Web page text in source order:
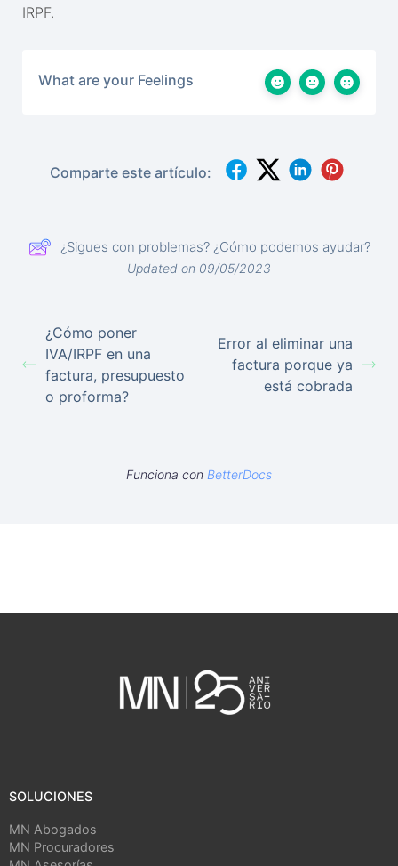
IRPF.
What are your Feelings
Comparte este artículo:
¿Sigues con problemas? ¿Cómo podemos ayudar?
Updated on 09/05/2023
¿Cómo poner
IVA/IRPF en una
factura, presupuesto
o proforma?
Error al eliminar una
factura porque ya
está cobrada
Funciona con BetterDocs
SOLUCIONES
MN Abogados
MN Procuradores